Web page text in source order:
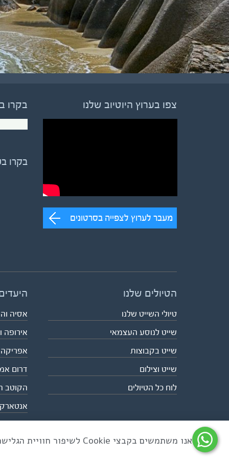
צפו בערוץ היוטיוב שלנו
מעבר לערוץ לצפייה בסרטונים
בקרו
בקרו
הטיולים שלנו
טיולי השייט שלנו
שייט לנוסע העצמאי
שייט בקבוצות
שייט וצילום
לוח כל הטיולים
אסיה
אירופה
אפריקה
דרום
הקוטב
כל הזכויות שמורות לאקו טיולי שטח | טלפון 03-6879090 | פקס 03-6879099 |
אנו משתמשים בקבצי Cookie לשיפור חוויית הגלישה ולניתוח שימוש באתר